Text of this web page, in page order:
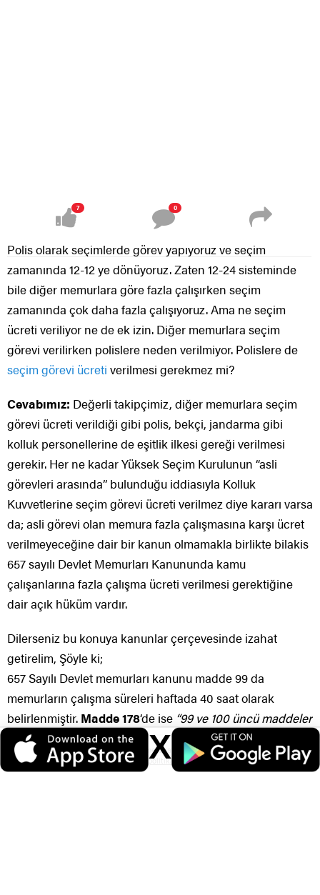
7 0
Polis olarak seçimlerde görev yapıyoruz ve seçim
zamanında 12-12 ye dönüyoruz. Zaten 12-24 sisteminde
bile diğer memurlara göre fazla çalışırken seçim
zamanında çok daha fazla çalışıyoruz. Ama ne seçim
ücreti veriliyor ne de ek izin. Diğer memurlara seçim
görevi verilirken polislere neden verilmiyor. Polislere de
seçim görevi ücreti verilmesi gerekmez mi?
Cevabımız: Değerli takipçimiz, diğer memurlara seçim
görevi ücreti verildiği gibi polis, bekçi, jandarma gibi
kolluk personellerine de eşitlik ilkesi gereği verilmesi
gerekir. Her ne kadar Yüksek Seçim Kurulunun “asli
görevleri arasında” bulunduğu iddiasıyla Kolluk
Kuvvetlerine seçim görevi ücreti verilmez diye kararı varsa
da; asli görevi olan memura fazla çalışmasına karşı ücret
verilmeyeceğine dair bir kanun olmamakla birlikte bilakis
657 sayılı Devlet Memurları Kanununda kamu
çalışanlarına fazla çalışma ücreti verilmesi gerektiğine
dair açık hüküm vardır.
Dilerseniz bu konuya kanunlar çerçevesinde izahat
getirelim, Şöyle ki;
657 Sayılı Devlet memurları kanunu madde 99 da
memurların çalışma süreleri haftada 40 saat olarak
belirlenmiştir. Madde 178‘de ise “99 ve 100 üncü maddeler
hükümleri uyarınca tespit olunan günlük çalışma saatleri
dışında.”
a) Salgın hastalık ve tabii afetler gibi olağanüstü hallerin
X
Veri politikasındaki amaçlarla sınırlı ve mevzuata uygun şekilde çerez
konumlandırmaktayız. Detaylar içinveri politikamızıinceleyebilirsiniz.